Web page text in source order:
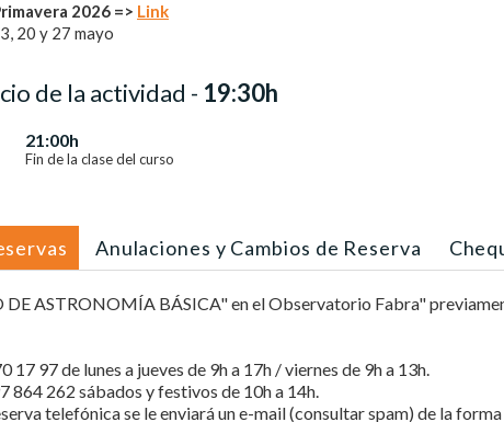
2026 => Link
20 y 27 mayo
de la actividad - 19:30h
21:00h
Fin de la clase del curso
Anulaciones y Cambios de Reserva
DE ASTRONOMÍA BÁSICA" en el Observatorio Fabra"
17 97 de lunes a jueves de 9h a 17h / viernes de 9h a 13h.
864 262 sábados y festivos de 10h a 14h.
telefónica se le enviará un e-mail (consultar spam) de la